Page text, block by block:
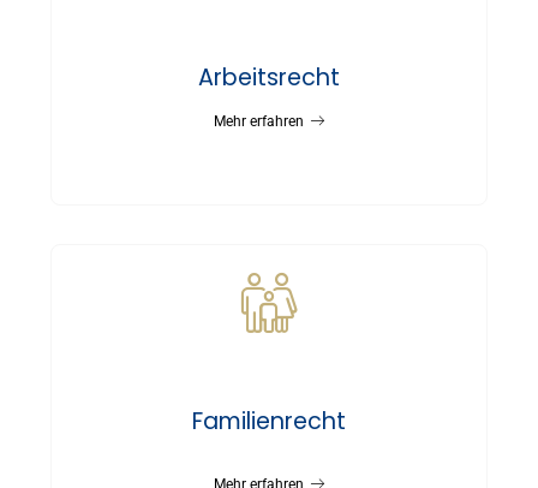
Arbeitsrecht
Mehr erfahren
Familienrecht
Mehr erfahren